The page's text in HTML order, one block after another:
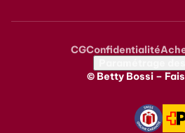
Metanavigation
CGConfidentialité
© Betty Bossi –